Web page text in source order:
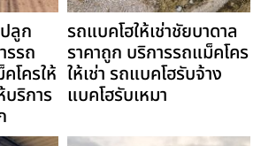
ลูก
รรถ
โครให้
บริการ
รถแบคโฮให้เช่าชัยบาดาล
ราคาถูก บริการรถแม็คโคร
ให้เช่า รถแบคโฮรับจ้าง
แบคโฮรับเหมา